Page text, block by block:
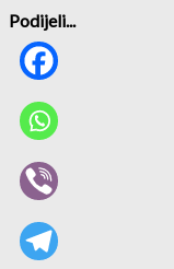
Podijeli...